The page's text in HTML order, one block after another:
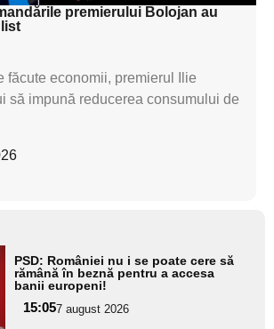
premierului Bolojan au
făcute economii, premierul Ilie
să impună reducerea consumului de
PSD: României nu i se poate cere să
rămână în beznă pentru a accesa
banii europeni!
15:057 august 2026